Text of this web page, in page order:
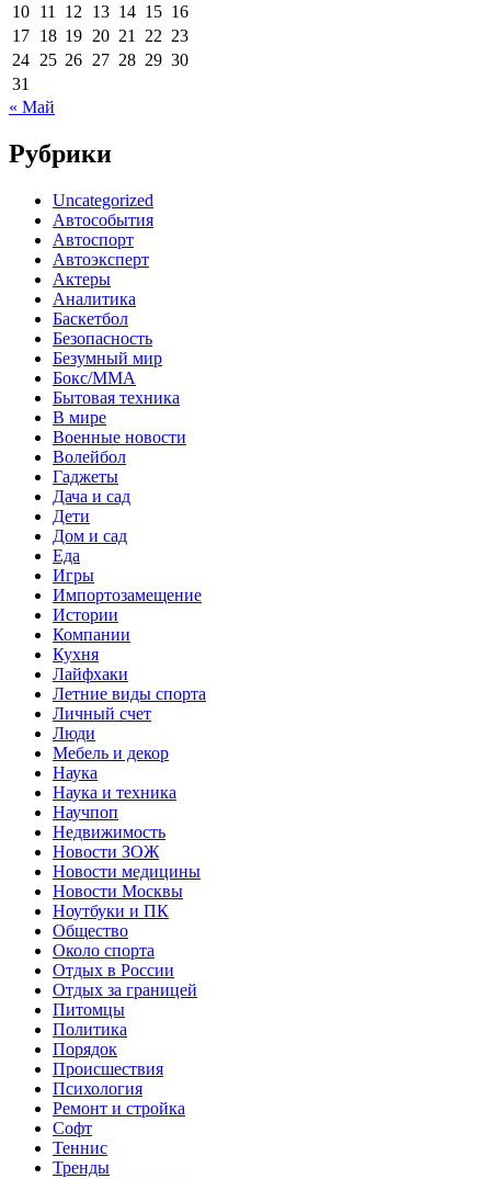
10 11 12 13 14 15 16
17 18 19 20 21 22 23
24 25 26 27 28 29 30
31
« Май
Рубрики
Uncategorized
Автособытия
Автоспорт
Автоэксперт
Актеры
Аналитика
Баскетбол
Безопасность
Безумный мир
Бокс/MMA
Бытовая техника
В мире
Военные новости
Волейбол
Гаджеты
Дача и сад
Дети
Дом и сад
Еда
Игры
Импортозамещение
Истории
Компании
Кухня
Лайфхаки
Летние виды спорта
Личный счет
Люди
Мебель и декор
Наука
Наука и техника
Научпоп
Недвижимость
Новости ЗОЖ
Новости медицины
Новости Москвы
Ноутбуки и ПК
Общество
Около спорта
Отдых в России
Отдых за границей
Питомцы
Политика
Порядок
Происшествия
Психология
Ремонт и стройка
Софт
Теннис
Тренды